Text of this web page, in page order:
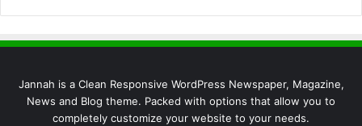
Jannah is a Clean Responsive WordPress Newspaper, Magazine,
News and Blog theme. Packed with options that allow you to
completely customize your website to your needs.